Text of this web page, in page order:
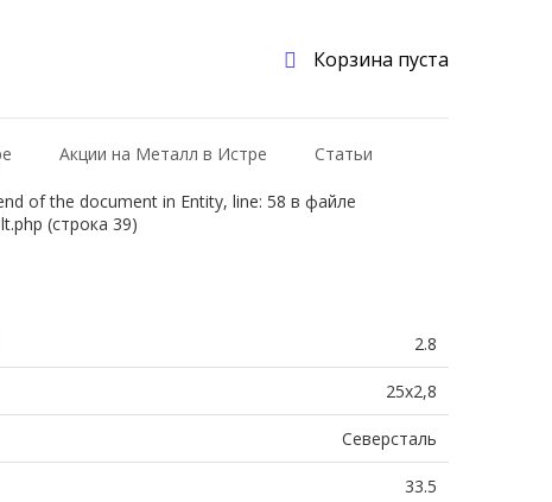
of the document in Entity, line: 58 в файле
(строка 39)
2.8
25х2,8
Северсталь
33.5
Корзина пуста
Акции на Металл в Истре
Статьи